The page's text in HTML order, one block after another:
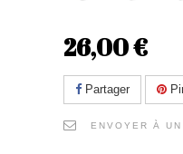
26,00 €
Partager
ENVOYER À UN